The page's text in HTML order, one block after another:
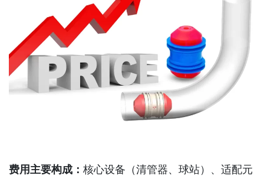
费用主要构成： 核心设备（清管器、球站）、适配元